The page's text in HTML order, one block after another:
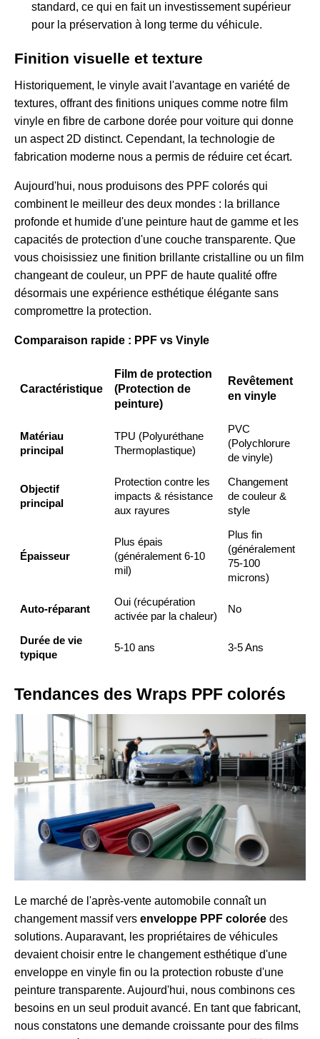
standard, ce qui en fait un investissement supérieur
pour la préservation à long terme du véhicule.
Finition visuelle et texture
Historiquement, le vinyle avait l'avantage en variété de
textures, offrant des finitions uniques comme notre film
vinyle en fibre de carbone dorée pour voiture qui donne
un aspect 2D distinct. Cependant, la technologie de
fabrication moderne nous a permis de réduire cet écart.
Aujourd'hui, nous produisons des PPF colorés qui
combinent le meilleur des deux mondes : la brillance
profonde et humide d'une peinture haut de gamme et les
capacités de protection d'une couche transparente. Que
vous choisissiez une finition brillante cristalline ou un film
changeant de couleur, un PPF de haute qualité offre
désormais une expérience esthétique élégante sans
compromettre la protection.
Comparaison rapide : PPF vs Vinyle
Caractéristique
Film de protection
(Protection de
peinture)
Revêtement
en vinyle
Matériau
principal
TPU (Polyuréthane
Thermoplastique)
PVC
(Polychlorure
de vinyle)
Objectif
principal
Protection contre les
impacts & résistance
aux rayures
Changement
de couleur &
style
Épaisseur
Plus épais
(généralement 6-10
mil)
Plus fin
(généralement
75-100
microns)
Auto-réparant
Oui (récupération
activée par la chaleur)
No
Durée de vie
typique
5-10 ans 3-5 Ans
Tendances des Wraps PPF colorés
Le marché de l'après-vente automobile connaît un
changement massif vers enveloppe PPF colorée des
solutions. Auparavant, les propriétaires de véhicules
devaient choisir entre le changement esthétique d'une
enveloppe en vinyle fin ou la protection robuste d'une
peinture transparente. Aujourd'hui, nous combinons ces
besoins en un seul produit avancé. En tant que fabricant,
nous constatons une demande croissante pour des films